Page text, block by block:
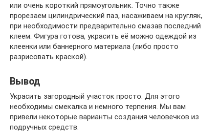
или очень короткий прямоугольник. Точно также
прорезаем цилиндрический паз, насаживаем на кругляк,
при необходимости предварительно смазав последний
клеем. Фигура готова, украсить её можно одеждой из
клеенки или баннерного материала (либо просто
разрисовать краской).
Вывод
Украсить загородный участок просто. Для этого
необходимы смекалка и немного терпения. Мы вам
привели некоторые варианты создания человечков из
подручных средств.